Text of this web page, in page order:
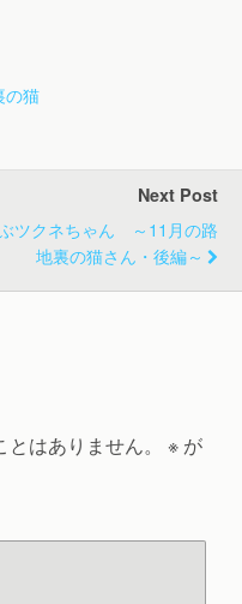
の猫
Next Post
ツクネちゃん ～11月の路
地裏の猫さん・後編～
はありません。 ※ が